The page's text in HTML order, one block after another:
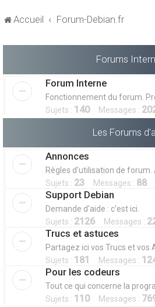
Accueil Forum-Debian.fr
Forums
Forum Interne
Fonctionnement du forum.
Sujets : 140Messages :
Les Forums
Annonces
Règles d'utilisation de
Sujets : 23 Messages : 88
Support Debian
Demande d'aide : c'est ici.
Sujets : 2126Messages :
Trucs et astuces
Partagez ici vos Trucs et vos
Sujets : 181 Messages :
Pour les codeurs
Tout ce qui concerne la
Sujets : 110Messages :